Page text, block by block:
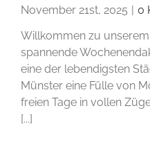
November 21st, 2025 | 0
Willkommen zu
spannende
eine der lebendigsten
Münster eine Fülle von
freien Tage in vollen
[...]